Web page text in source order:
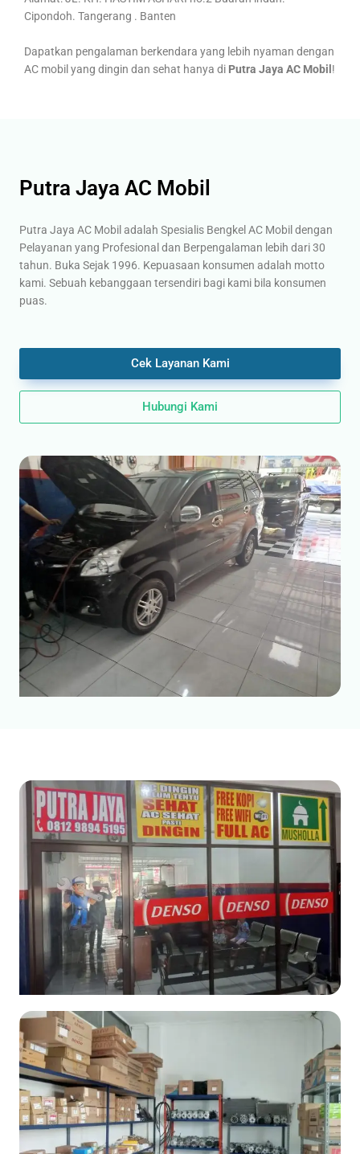
Cipondoh. Tangerang . Banten
Dapatkan pengalaman berkendara yang lebih nyaman dengan
AC mobil yang dingin dan sehat hanya di Putra Jaya AC Mobil!
Putra Jaya AC Mobil
Putra Jaya AC Mobil adalah Spesialis Bengkel AC Mobil dengan
Pelayanan yang Profesional dan Berpengalaman lebih dari 30
tahun. Buka Sejak 1996. Kepuasaan konsumen adalah motto
kami. Sebuah kebanggaan tersendiri bagi kami bila konsumen
puas.
Cek Layanan Kami
Hubungi Kami